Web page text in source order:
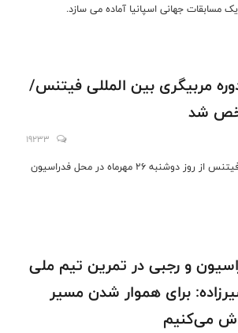
مسابقات جهانی اسپانیا آماده می سازد.
دوره مربیگری بین المللی فیتنس/
شد
19233
دوره مربیگری بین المللی فیتنس از روز دوشنبه 26 مهرماه در محل فدراسیون
و رجبی در تمرین تیم ملی
برای هموار شدن مسیر
می‌کنیم